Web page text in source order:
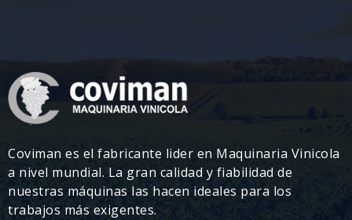
Coviman es el fabricante lider en Maquinaria Vinicola
a nivel mundial. La gran calidad y fiabilidad de
nuestras máquinas las hacen ideales para los
trabajos más exigentes.